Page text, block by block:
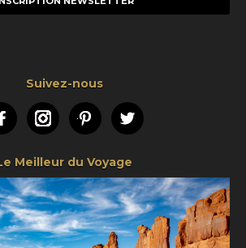
Suivez-nous
FacebookInstagramPinterestTwitter
Meilleur du Voyage